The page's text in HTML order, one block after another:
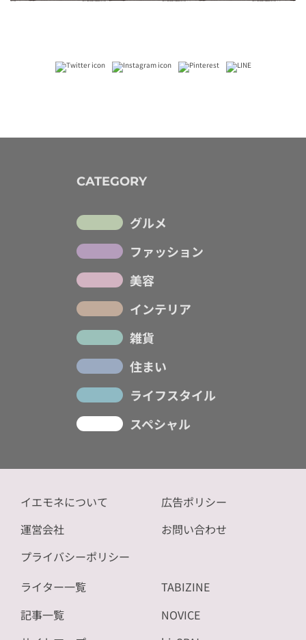
CATEGORY
グルメ
ファッション
美容
インテリア
雑貨
住まい
ライフスタイル
スペシャル
イエモネについて
運営会社
プライバシーポリシー
広告ポリシー
お問い合わせ
ライター一覧
記事一覧
TABIZINE
NOVICE